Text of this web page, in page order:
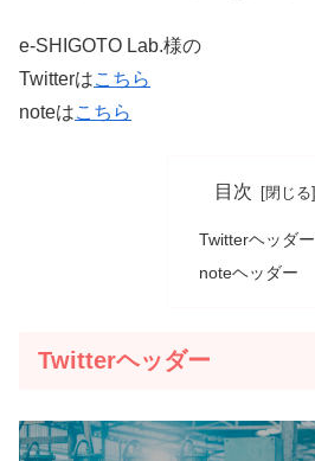
e-SHIGOTO Lab.様の
Twitterはこちら
noteはこちら
目次
Twitterヘッダー
noteヘッダー
Twitterヘッダー